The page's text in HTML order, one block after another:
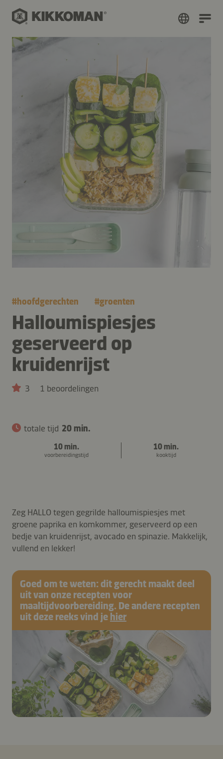
#hoofdgerechten #groenten
Halloumispiesjes
geserveerd op
kruidenrijst
3 1 beoordelingen
totale tijd 20 min.
10 min.
voorbereidingstijd
10 min.
kooktijd
Zeg HALLO tegen gegrilde halloumispiesjes met
groene paprika en komkommer, geserveerd op een
bedje van kruidenrijst, avocado en spinazie. Makkelijk,
vullend en lekker!
Goed om te weten: dit gerecht maakt deel
uit van onze recepten voor
maaltijdvoorbereiding. De andere recepten
uit deze reeks vind je hier